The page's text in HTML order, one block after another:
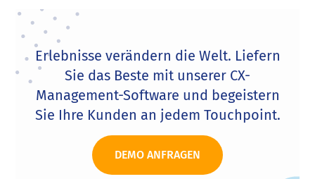
Erlebnisse verändern die Welt. Liefern
Sie das Beste mit unserer CX-
Management-Software und begeistern
Sie Ihre Kunden an jedem Touchpoint.
DEMO ANFRAGEN